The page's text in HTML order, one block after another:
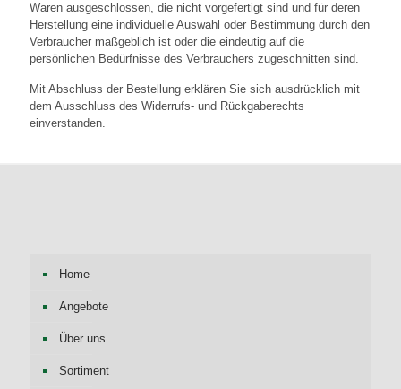
Waren ausgeschlossen, die nicht vorgefertigt sind und für deren
Herstellung eine individuelle Auswahl oder Bestimmung durch den
Verbraucher maßgeblich ist oder die eindeutig auf die
persönlichen Bedürfnisse des Verbrauchers zugeschnitten sind.
Mit Abschluss der Bestellung erklären Sie sich ausdrücklich mit
dem Ausschluss des Widerrufs- und Rückgaberechts
einverstanden.
Home
Angebote
Über uns
Sortiment